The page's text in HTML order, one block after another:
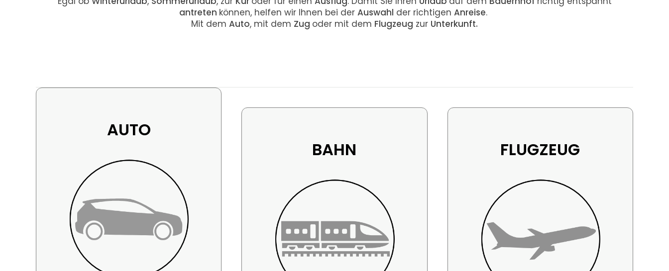
antreten können, helfen wir Ihnen bei der Auswahl der richtigen Anreise.
Mit dem Auto, mit dem Zug oder mit dem Flugzeug zur Unterkunft.
AUTO
BAHN
FLUGZEUG